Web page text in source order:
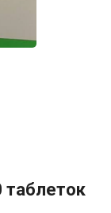
таблеток